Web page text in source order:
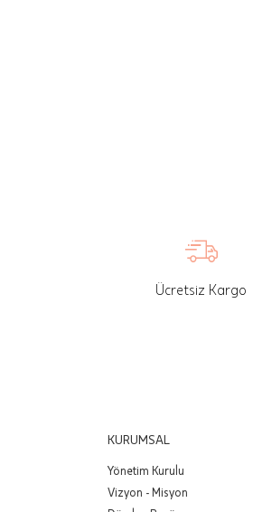
Ücretsiz Kargo
KURUMSAL
Yönetim Kurulu
Vizyon - Misyon